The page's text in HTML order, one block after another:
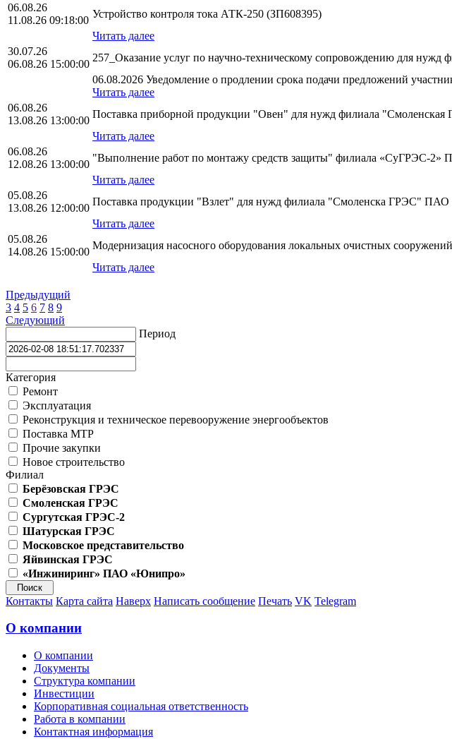
06.08.26
11.08.26 09:18:00
Устройство контроля тока АТК-250 (ЗП608395)
Читать далее
30.07.26
06.08.26 15:00:00
257_Оказание услуг по научно-техническому сопровождению для
06.08.2026 Уведомление о продлении срока подачи предложений
Читать далее
06.08.26
13.08.26 13:00:00
Поставка приборной продукции "Овен" для нужд филиала
Читать далее
06.08.26
12.08.26 13:00:00
"Выполнение работ по монтажу средств защиты" филиала «СуГРЭС-
Читать далее
05.08.26
13.08.26 12:00:00
Поставка продукции "Взлет" для нужд филиала "Смоленска ГРЭС"
Читать далее
05.08.26
14.08.26 15:00:00
Модернизация насосного оборудования локальных очистных
Читать далее
Предыдущий
3 4 5 6 7 8 9
Следующий
Период
Категория
Ремонт
Эксплуатация
Реконструкция и техническое перевооружение энергообъектов
Поставка МТР
Прочие закупки
Новое строительство
Филиал
Берёзовская ГРЭС
Смоленская ГРЭС
Сургутская ГРЭС-2
Шатурская ГРЭС
Московское представительство
Яйвинская ГРЭС
«Инжиниринг» ПАО «Юнипро»
Контакты Карта сайта Наверх Написать сообщение Печать VK Telegram
О компании
О компании
Документы
Структура компании
Инвестиции
Корпоративная социальная ответственность
Работа в компании
Контактная информация